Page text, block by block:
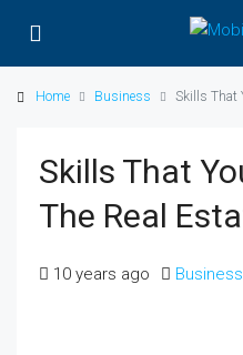
Home Business Skills That
Skills That
The Real
10 years ago Business